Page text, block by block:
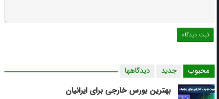
محبوب جدید دیدگاهها
بهترین بورس خارجی برای ایرانیان